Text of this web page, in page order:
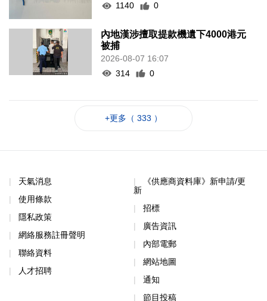
1140
0
內地漢涉擅取提款機遺下4000港元
被捕
2026-08-07 16:07
314
0
+更多（ 333 ）
天氣消息
使用條款
隱私政策
網絡服務註冊聲明
聯絡資料
人才招聘
《供應商資料庫》新申請/更
新
招標
廣告資訊
內部電郵
網站地圖
通知
節目投稿